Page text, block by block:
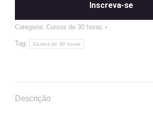
Inscreva-se
Categoria: Cursos de 30 horas
Tag: Cursos de 30 horas
Descrição